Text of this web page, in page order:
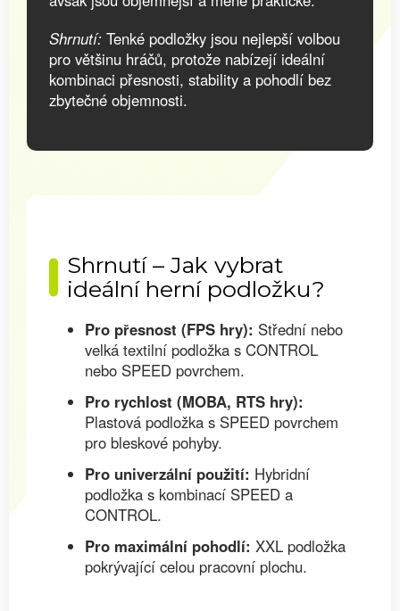
Shrnutí: Tenké podložky jsou nejlepší volbou
pro většinu hráčů, protože nabízejí ideální
kombinaci přesnosti, stability a pohodlí bez
zbytečné objemnosti.
Shrnutí – Jak vybrat
ideální herní podložku?
Pro přesnost (FPS hry): Střední nebo
velká textilní podložka s CONTROL
nebo SPEED povrchem.
Pro rychlost (MOBA, RTS hry):
Plastová podložka s SPEED povrchem
pro bleskové pohyby.
Pro univerzální použití: Hybridní
podložka s kombinací SPEED a
CONTROL.
Pro maximální pohodlí: XXL podložka
pokrývající celou pracovní plochu.